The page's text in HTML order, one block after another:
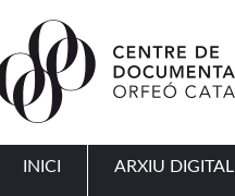
INICI ARXIU DIGITAL